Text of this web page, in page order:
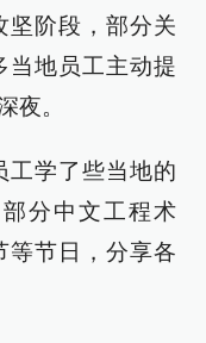
坚阶段，部分关
当地员工主动提
夜。
工学了些当地的
分中文工程术
等节日，分享各